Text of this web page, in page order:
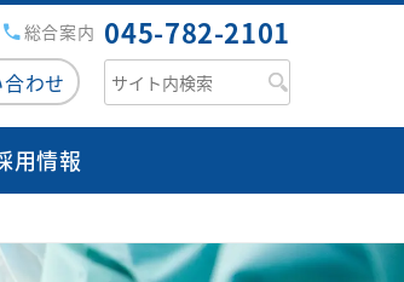
わせ
総合案内 045-782-2101
いて
健康セミナー
修会
用情報